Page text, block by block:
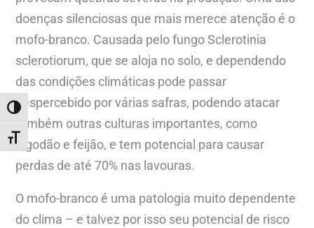
ALTERNAR ALTO CONTRASTE
ALTERNAR TAMANHO DA FONTE
doenças silenciosas que mais merece atenção é o
mofo-branco. Causada pelo fungo Sclerotinia
sclerotiorum, que se aloja no solo, e dependendo
das condições climáticas pode passar
despercebido por várias safras, podendo atacar
também outras culturas importantes, como
algodão e feijão, e tem potencial para causar
perdas de até 70% nas lavouras.
O mofo-branco é uma patologia muito dependente
do clima – e talvez por isso seu potencial de risco